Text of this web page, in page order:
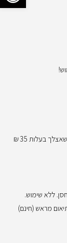
בעלות 35 ₪
ללא שימוש.